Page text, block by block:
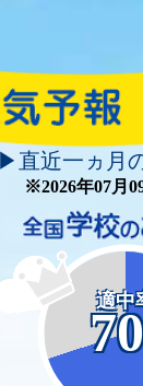
▶直近一ヵ月
※2026年07月
適中